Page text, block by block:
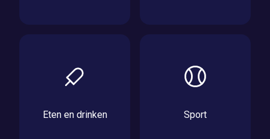
Eten en drinken Sport